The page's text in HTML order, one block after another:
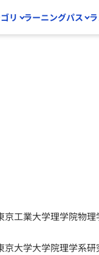
リ ラーニングパス
京工業大学理学院物理
京大学大学院理学系